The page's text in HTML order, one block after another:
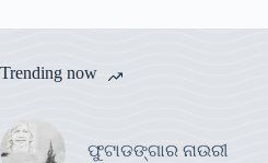
Trending now
ଫୁଟାଡଙ୍ଗାର ନାଉରୀ